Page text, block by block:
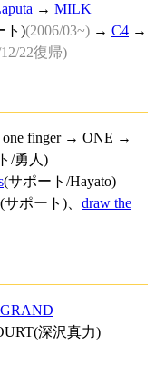
→ MILK
ト)(2006/03~) → C4 →
22復帰)
finger → ONE →
/勇人)
(サポート/Hayato)
(サポート)、 draw the
GRAND
深沢真力)